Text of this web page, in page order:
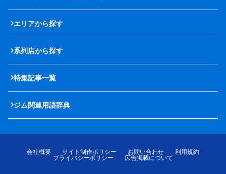
エリアから探す
系列店から探す
特集記事一覧
ジム関連用語辞典
会社概要 サイト制作ポリシー お問い合わせ
利用規約
プライバシーポリシー
広告掲載について